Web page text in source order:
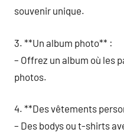
souvenir unique.
3. **Un album photo** :
– Offrez un album où les
photos.
4. **Des vêtements
– Des bodys ou t-shirts